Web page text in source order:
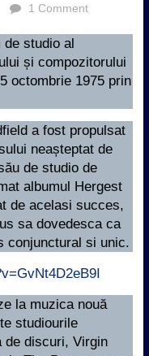
1 Comment
de studio al
și compozitorului
octombrie 1975 prin
a fost propulsat
neașteptat de
de studio de
albumul Hergest
de acelasi succes,
sa dovedesca ca
conjunctural si unic.
la muzica nouă
studiourile
de discuri, Virgin